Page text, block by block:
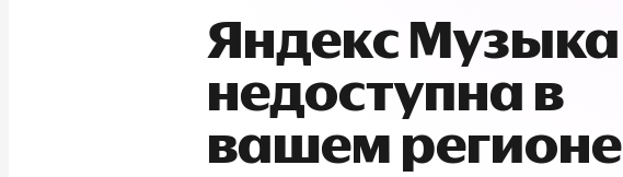
Яндекс Музыка
недоступна в
вашем регионе